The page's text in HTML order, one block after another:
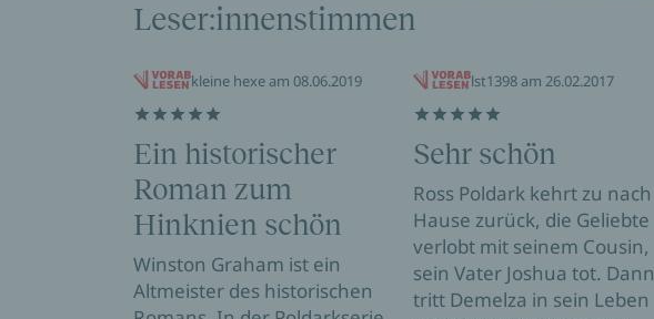
Leser:innenstimmen
kleine hexe am 08.06.2019
Ein historischer
Roman zum
Hinknien schön
Winston Graham ist ein
Altmeister des historischen
lst1398 am 26.02.2017
Sehr schön
Ross Poldark kehrt zu nach
Hause zurück, die Geliebte
verlobt mit seinem Cousin,
sein Vater Joshua tot. Dann
tritt Demelza in sein Leben